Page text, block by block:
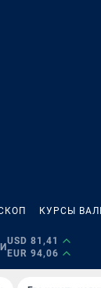
КУРСЫ
USD 81,41
EUR 94,06